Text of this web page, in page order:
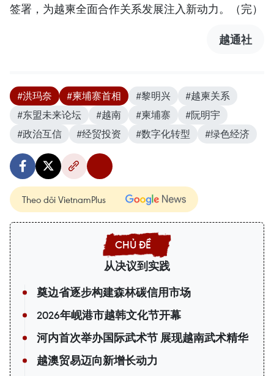
签署，为越柬全面合作关系发展注入新动力。（完）
越通社
#洪玛奈 #柬埔寨首相 #黎明兴
#越柬关系
#东盟未来论坛
#越南 #柬埔寨
#阮明宇
#政治互信
#经贸投资 #数字化转型 #绿色经济
Theo dõi VietnamPlus
从决议到实践
奠边省逐步构建森林碳信用市场
2026年岘港市越韩文化节开幕
河内首次举办国际武术节 展现越南武术精华
越澳贸易迈向新增长动力